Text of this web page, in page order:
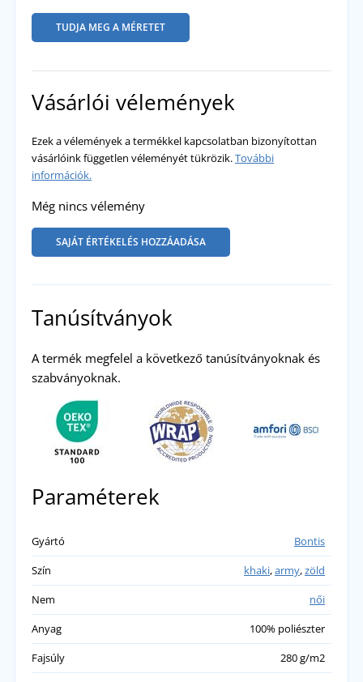
TUDJA MEG A MÉRETET
Vásárlói vélemények
Ezek a vélemények a termékkel kapcsolatban bizonyítottan
vásárlóink független véleményét tükrözik.További
információk.
Még nincs vélemény
SAJÁT ÉRTÉKELÉS HOZZÁADÁSA
Tanúsítványok
A termék megfelel a következő tanúsítványoknak és
szabványoknak.
Paraméterek
Gyártó
Bontis
Szín
khaki,army,zöld
Nem
női
Anyag
100% poliészter
Fajsúly
280 g/m2